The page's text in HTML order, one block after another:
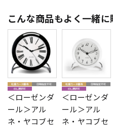
こんな商品もよく一緒
＜ローゼンダ
ール＞アル
ネ・ヤコブセ
＜ローゼンダ
ール＞アル
ネ・ヤコブセ